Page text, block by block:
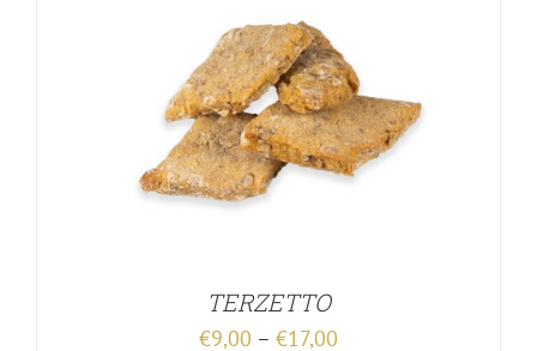
TERZETTO
€9,00 – €17,00